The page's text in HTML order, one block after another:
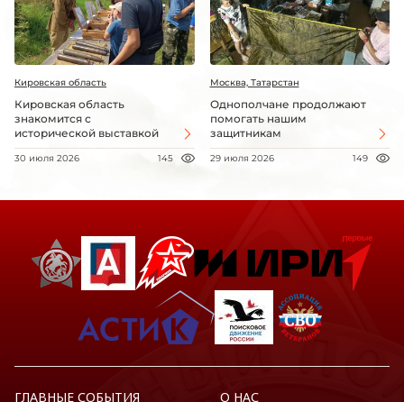
Кировская область
Кировская область
знакомится с
исторической выставкой
30 июля 2026 145
Москва, Татарстан
Однополчане продолжают
помогать нашим
защитникам
29 июля 2026 149
ГЛАВНЫЕ СОБЫТИЯ О НАС